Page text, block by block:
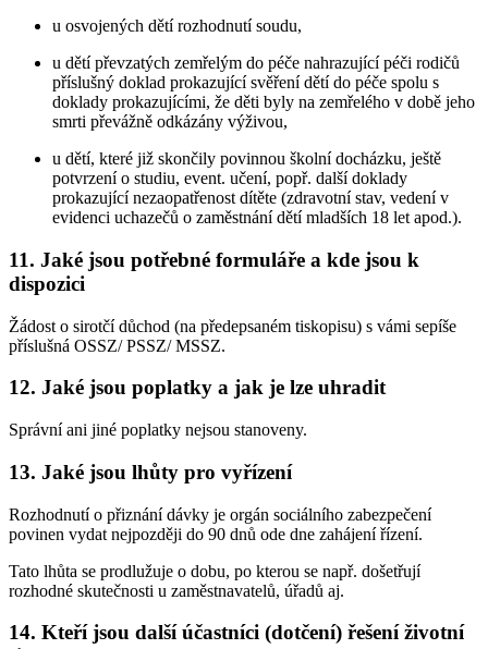
u osvojených dětí rozhodnutí soudu,
u dětí převzatých zemřelým do péče nahrazující péči rodičů
příslušný doklad prokazující svěření dětí do péče spolu s
doklady prokazujícími, že děti byly na zemřelého v době jeho
smrti převážně odkázány výživou,
u dětí, které již skončily povinnou školní docházku, ještě
potvrzení o studiu, event. učení, popř. další doklady
prokazující nezaopatřenost dítěte (zdravotní stav, vedení v
evidenci uchazečů o zaměstnání dětí mladších 18 let apod.).
11. Jaké jsou potřebné formuláře a kde jsou k
dispozici
Žádost o sirotčí důchod (na předepsaném tiskopisu) s vámi sepíše
příslušná OSSZ/ PSSZ/ MSSZ.
12. Jaké jsou poplatky a jak je lze uhradit
Správní ani jiné poplatky nejsou stanoveny.
13. Jaké jsou lhůty pro vyřízení
Rozhodnutí o přiznání dávky je orgán sociálního zabezpečení
povinen vydat nejpozději do 90 dnů ode dne zahájení řízení.
Tato lhůta se prodlužuje o dobu, po kterou se např. došetřují
rozhodné skutečnosti u zaměstnavatelů, úřadů aj.
14. Kteří jsou další účastníci (dotčení) řešení životní